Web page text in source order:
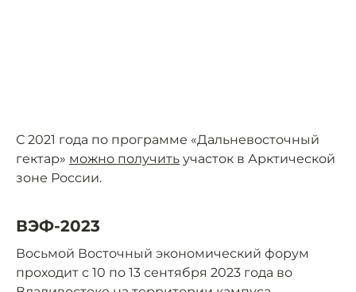
С 2021 года по программе «Дальневосточный
гектар» можно получить участок в Арктической
зоне России.
ВЭФ-2023
Восьмой Восточный экономический форум
проходит с 10 по 13 сентября 2023 года во